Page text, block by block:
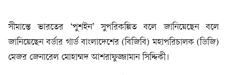
সীমান্তে ভারতের ‘পুশইন’ সুপরিকল্পিত বলে জানিয়েছেন বলে
জানিয়েছেন বর্ডার গার্ড বাংলাদেশের (বিজিবি) মহাপরিচালক (ডিজি)
মেজর জেনারেল মোহাম্মদ আশরাফুজ্জামান সিদ্দিকী।